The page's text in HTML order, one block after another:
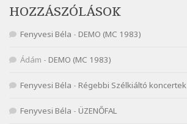
Nagy Bandó András: Vakondok
Nagy Bandó András: Vizilóblues
Szélkiáltó
Szélkiáltó
Népköltés: Most érkeztünk
Szélkiáltó
HOZZÁSZÓLÁSOK
Fenyvesi Béla - DEMO (MC 1983)
Ádám - DEMO (MC 1983)
Fenyvesi Béla - Régebbi Szélkiáltó koncertek
Fenyvesi Béla - ÜZENŐFAL